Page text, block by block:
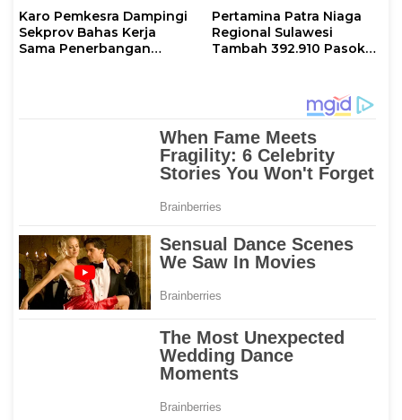
Karo Pemkesra Dampingi
Sekprov Bahas Kerja
Sama Penerbangan
Pertamina Patra Niaga
Regional Sulawesi
Tambah 392.910 Pasokan
dan Long Weekend